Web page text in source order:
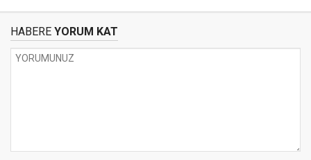
HABERE YORUM KAT